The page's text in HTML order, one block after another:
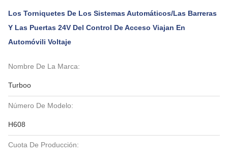
Los Torniquetes De Los Sistemas Automáticos/las Barreras
Y Las Puertas 24V Del Control De Acceso Viajan En
Automóvili Voltaje
Nombre De La Marca:
Turboo
Número De Modelo:
H608
Cuota De Producción: